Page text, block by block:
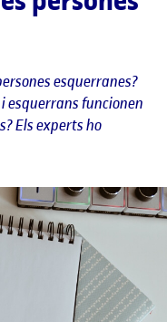
esquerranes?
esquerrans funcionen
Els experts ho